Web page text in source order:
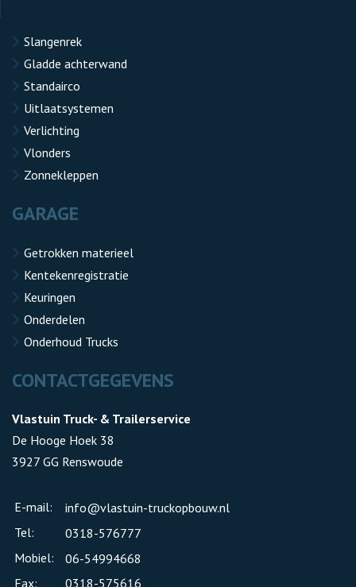
Slangenrek
Gladde achterwand
Standairco
Uitlaatsystemen
Verlichting
Vlonders
Zonnekleppen
GARAGE
Getrokken materieel
Kentekenregistratie
Keuringen
Onderdelen
Onderhoud Trucks
CONTACTGEGEVENS
Vlastuin Truck- & Trailerservice
De Hooge Hoek 38
3927 GG Renswoude
E-mail:
info@vlastuin-truckopbouw.nl
Tel:
0318-576777
Mobiel:
06-54994668
Fax:
0318-575616